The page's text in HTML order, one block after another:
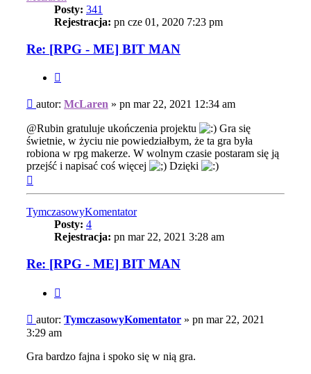
Posty: 341
Rejestracja: pn cze 01, 2020 7:23 pm
Re: [RPG - ME] BIT MAN
Post
autor: McLaren » pn mar 22, 2021 12:34 am
@Rubin gratuluje ukończenia projektu
Gra się
świetnie, w życiu nie powiedziałbym, że ta gra była
robiona w rpg makerze. W wolnym czasie postaram się ją
przejść i napisać coś więcej
Dzięki
TymczasowyKomentator
Posty: 4
Rejestracja: pn mar 22, 2021 3:28 am
Re: [RPG - ME] BIT MAN
Post
autor: TymczasowyKomentator » pn mar 22, 2021
3:29 am
Gra bardzo fajna i spoko się w nią gra.